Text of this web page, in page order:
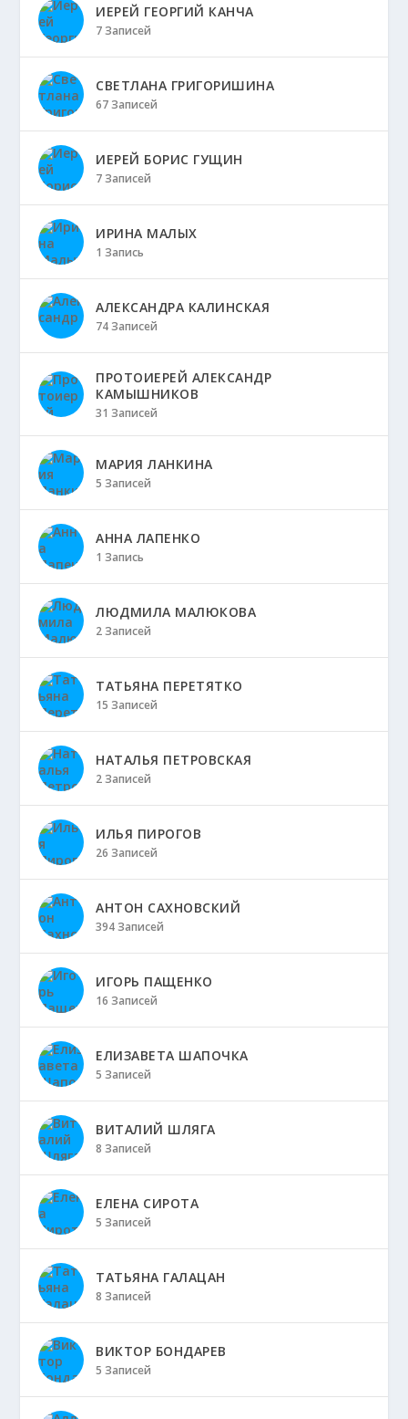
ИЕРЕЙ ГЕОРГИЙ КАНЧА
7 Записей
СВЕТЛАНА ГРИГОРИШИНА
67 Записей
ИЕРЕЙ БОРИС ГУЩИН
7 Записей
ИРИНА МАЛЫХ
1 Запись
АЛЕКСАНДРА КАЛИНСКАЯ
74 Записей
ПРОТОИЕРЕЙ АЛЕКСАНДР
КАМЫШНИКОВ
31 Записей
МАРИЯ ЛАНКИНА
5 Записей
АННА ЛАПЕНКО
1 Запись
ЛЮДМИЛА МАЛЮКОВА
2 Записей
ТАТЬЯНА ПЕРЕТЯТКО
15 Записей
НАТАЛЬЯ ПЕТРОВСКАЯ
2 Записей
ИЛЬЯ ПИРОГОВ
26 Записей
АНТОН САХНОВСКИЙ
394 Записей
ИГОРЬ ПАЩЕНКО
16 Записей
ЕЛИЗАВЕТА ШАПОЧКА
5 Записей
ВИТАЛИЙ ШЛЯГА
8 Записей
ЕЛЕНА СИРОТА
5 Записей
ТАТЬЯНА ГАЛАЦАН
8 Записей
ВИКТОР БОНДАРЕВ
5 Записей